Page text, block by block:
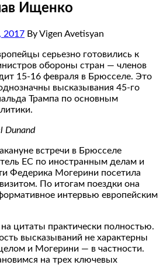
Ищенко
2017 By Vigen Avetisyan
серьезно готовились к
обороны стран — членов
15-16 февраля в Брюсселе. Это
высказывания 45-го
Трампа по основным
Dunand
встречи в Брюсселе
ЕС по иностранным делам и
Федерика Могерини посетила
По итогам поездки она
интервью европейским
цитаты практически полностью.
высказываний не характерны
и Могерини — в частности.
на трех ключевых